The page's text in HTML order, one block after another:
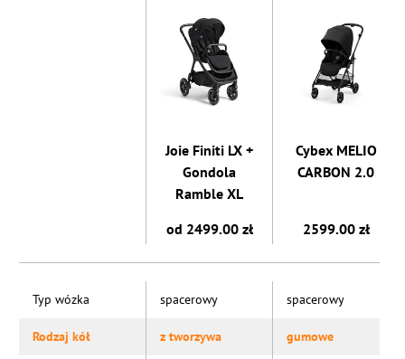
Joie Finiti LX +
Gondola
Ramble XL
Cybex MELIO
CARBON 2.0
od 2499.00 zł 2599.00 zł
Typ wózka spacerowy spacerowy
Rodzaj kół z tworzywa gumowe